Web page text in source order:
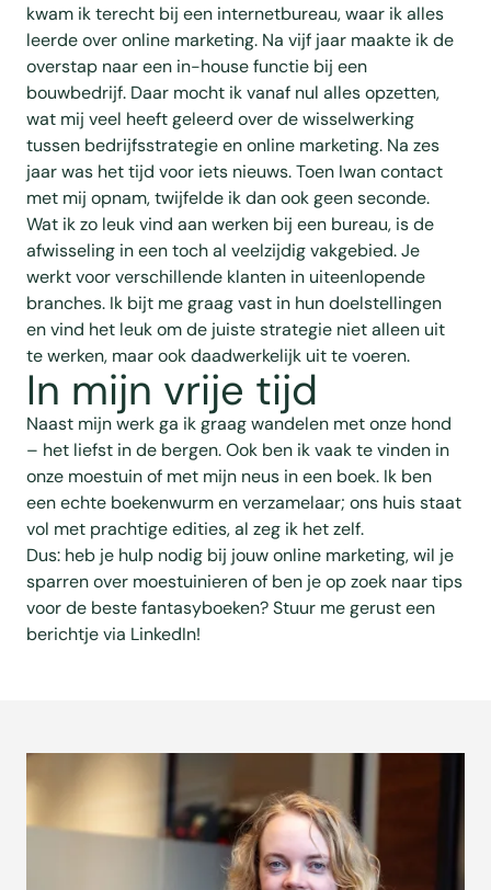
kwam ik terecht bij een internetbureau, waar ik alles
leerde over online marketing. Na vijf jaar maakte ik de
overstap naar een in-house functie bij een
bouwbedrijf. Daar mocht ik vanaf nul alles opzetten,
wat mij veel heeft geleerd over de wisselwerking
tussen bedrijfsstrategie en online marketing. Na zes
jaar was het tijd voor iets nieuws. Toen Iwan contact
met mij opnam, twijfelde ik dan ook geen seconde.
Wat ik zo leuk vind aan werken bij een bureau, is de
afwisseling in een toch al veelzijdig vakgebied. Je
werkt voor verschillende klanten in uiteenlopende
branches. Ik bijt me graag vast in hun doelstellingen
en vind het leuk om de juiste strategie niet alleen uit
te werken, maar ook daadwerkelijk uit te voeren.
In mijn vrije tijd
Naast mijn werk ga ik graag wandelen met onze hond
– het liefst in de bergen. Ook ben ik vaak te vinden in
onze moestuin of met mijn neus in een boek. Ik ben
een echte boekenwurm en verzamelaar; ons huis staat
vol met prachtige edities, al zeg ik het zelf.
Dus: heb je hulp nodig bij jouw online marketing, wil je
sparren over moestuinieren of ben je op zoek naar tips
voor de beste fantasyboeken? Stuur me gerust een
berichtje via LinkedIn!